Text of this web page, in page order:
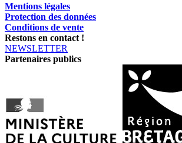
Mentions légales
Protection des données
Conditions de vente
Restons en contact !
NEWSLETTER
Partenaires publics